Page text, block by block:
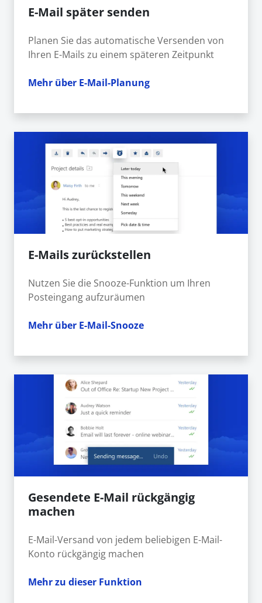
E-Mail später senden
Planen Sie das automatische Versenden von
Ihren E-Mails zu einem späteren Zeitpunkt
Mehr über E-Mail-Planung
E-Mails zurückstellen
Nutzen Sie die Snooze-Funktion um Ihren
Posteingang aufzuräumen
Mehr über E-Mail-Snooze
Gesendete E-Mail rückgängig
machen
E-Mail-Versand von jedem beliebigen E-Mail-
Konto rückgängig machen
Mehr zu dieser Funktion